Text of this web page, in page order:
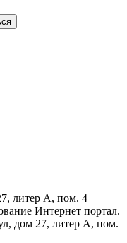
литер А, пом. 4
Интернет портал.
дом 27, литер А, пом.